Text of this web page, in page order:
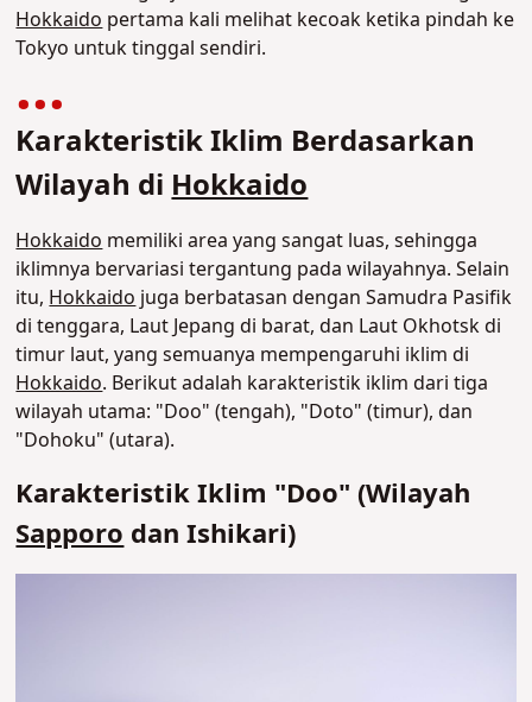
Hokkaido pertama kali melihat kecoak ketika pindah ke
Tokyo untuk tinggal sendiri.
Karakteristik Iklim Berdasarkan
Wilayah diHokkaido
Hokkaido memiliki area yang sangat luas, sehingga
iklimnya bervariasi tergantung pada wilayahnya. Selain
itu, Hokkaido juga berbatasan dengan Samudra Pasifik
di tenggara, Laut Jepang di barat, dan Laut Okhotsk di
timur laut, yang semuanya mempengaruhi iklim di
Hokkaido. Berikut adalah karakteristik iklim dari tiga
wilayah utama: "Doo" (tengah), "Doto" (timur), dan
"Dohoku" (utara).
Karakteristik Iklim "Doo" (Wilayah
Sapporo dan Ishikari)